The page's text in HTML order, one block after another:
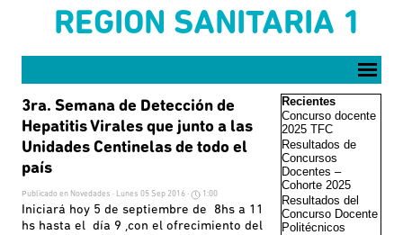
Vaya al Contenido
REGION SANITARIA 1
3ra. Semana de Detección de
Hepatitis Virales que junto a las
Unidades Centinelas de todo el
país
Publicado en Novedades · Lunes 05 Sep 2016 · 1:00
Iniciará hoy 5 de septiembre de 8hs a 11
hs hasta el día 9 ,con el ofrecimiento del
Saltar el bloque
Recientes
Concurso docente
2025 TFC
Resultados de
Concursos
Docentes –
Cohorte 2025
Resultados del
Concurso Docente
Politécnicos